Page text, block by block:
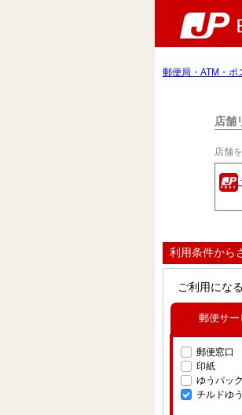
郵便局・ATM・ポ
店舗
店舗
利用条件から
ご利用にな
郵便サー
郵便窓口
印紙
ゆうパック
チルドゆ